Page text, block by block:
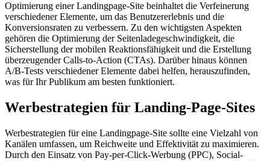
Optimierung einer Landingpage-Site beinhaltet die Verfeinerung
verschiedener Elemente, um das Benutzererlebnis und die
Konversionsraten zu verbessern. Zu den wichtigsten Aspekten
gehören die Optimierung der Seitenladegeschwindigkeit, die
Sicherstellung der mobilen Reaktionsfähigkeit und die Erstellung
überzeugender Calls-to-Action (CTAs). Darüber hinaus können
A/B-Tests verschiedener Elemente dabei helfen, herauszufinden,
was für Ihr Publikum am besten funktioniert.
Werbestrategien für Landing-Page-Sites
Werbestrategien für eine Landingpage-Site sollte eine Vielzahl von
Kanälen umfassen, um Reichweite und Effektivität zu maximieren.
Durch den Einsatz von Pay-per-Click-Werbung (PPC), Social-